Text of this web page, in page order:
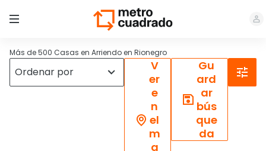
Más de 500 Casas en Arriendo en Rionegro
V
er
e
n
el
m
a
Gu
ard
ar
bús
que
da